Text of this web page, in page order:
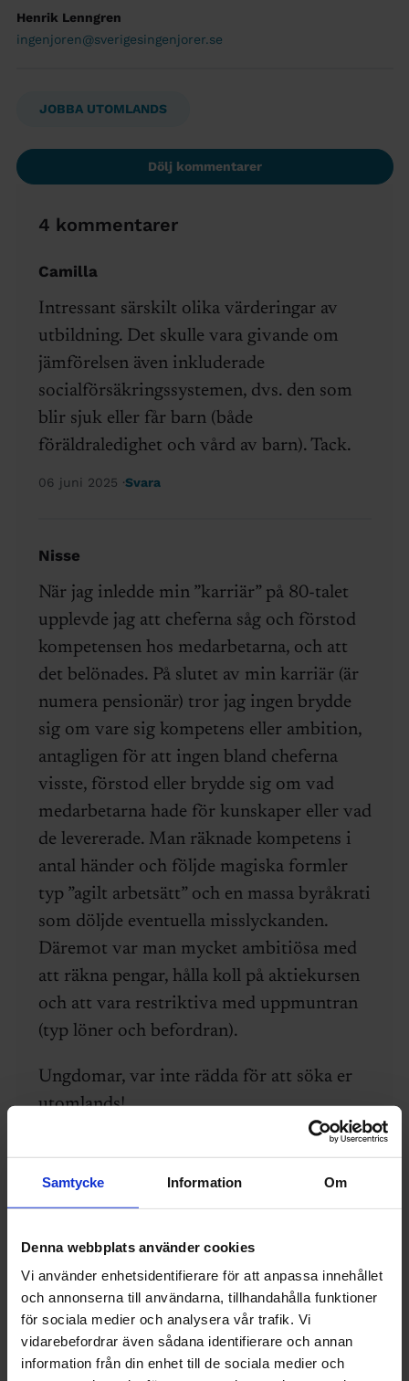
Samtycke Information Om
Denna webbplats använder cookies
Vi använder enhetsidentifierare för att anpassa innehållet
och annonserna till användarna, tillhandahålla funktioner
för sociala medier och analysera vår trafik. Vi
vidarebefordrar även sådana identifierare och annan
information från din enhet till de sociala medier och
Henrik Lenngren
ingenjoren@sverigesingenjorer.se
JOBBA UTOMLANDS
Dölj kommentarer
4 kommentarer
Camilla
Intressant särskilt olika värderingar av
utbildning. Det skulle vara givande om
jämförelsen även inkluderade
socialförsäkringssystemen, dvs. den som
blir sjuk eller får barn (både
föräldraledighet och vård av barn). Tack.
06 juni 2025 Svara
Nisse
När jag inledde min ”karriär” på 80-talet
upplevde jag att cheferna såg och förstod
kompetensen hos medarbetarna, och att
det belönades. På slutet av min karriär (är
numera pensionär) tror jag ingen brydde
sig om vare sig kompetens eller ambition,
antagligen för att ingen bland cheferna
visste, förstod eller brydde sig om vad
medarbetarna hade för kunskaper eller vad
de levererade. Man räknade kompetens i
antal händer och följde magiska formler
typ ”agilt arbetsätt” och en massa byråkrati
som döljde eventuella misslyckanden.
Däremot var man mycket ambitiösa med
att räkna pengar, hålla koll på aktiekursen
och att vara restriktiva med uppmuntran
(typ löner och befordran).
Ungdomar, var inte rädda för att söka er
utomlands!
Pontus
”I Danmark gör man sig snabbt av med
personer som inte levererar…”
Det här stycket antyder enligt mig inte att
ingenjörer är mer eftertraktade i Danmark
än Sverige, utan snarare sagt att man får